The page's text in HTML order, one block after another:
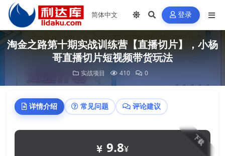
登录
淘金之路第十期实战训练营【直播切片】，小杨
哥直播切片短视频带货玩法
实战项目 410 0
详情介绍 常见问题 评论建议
下载
9.8¥